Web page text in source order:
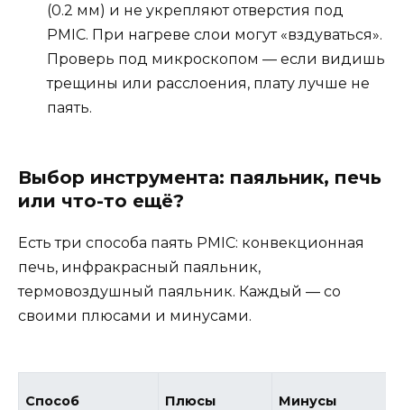
(0.2 мм) и не укрепляют отверстия под
PMIC. При нагреве слои могут «вздуваться».
Проверь под микроскопом — если видишь
трещины или расслоения, плату лучше не
паять.
Выбор инструмента: паяльник, печь
или что-то ещё?
Есть три способа паять PMIC: конвекционная
печь, инфракрасный паяльник,
термовоздушный паяльник. Каждый — со
своими плюсами и минусами.
Способ Плюсы Минусы